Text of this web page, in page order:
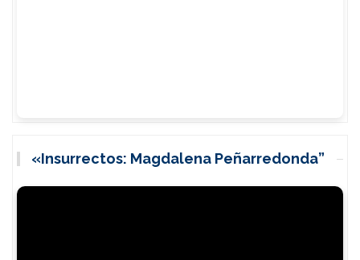
«Insurrectos: Magdalena Peñarredonda”